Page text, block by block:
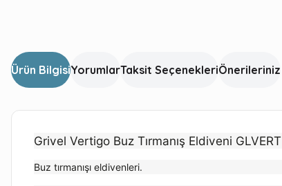
Ürün BilgisiYorumlarTaksit SeçenekleriÖnerileriniz
Grivel Vertigo Buz Tırmanış Eldiveni GLVERT
Buz tırmanışı eldivenleri.